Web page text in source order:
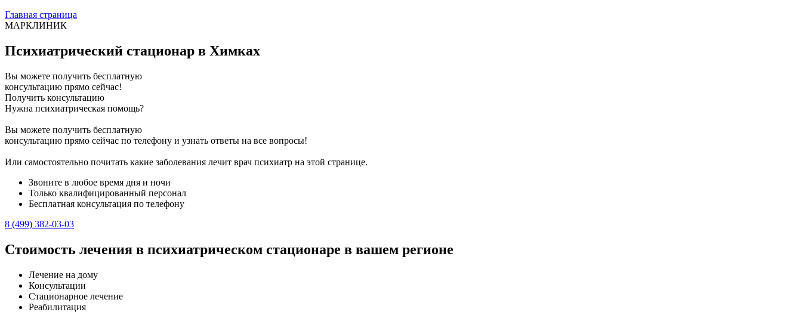
Главная страница
МАРКЛИНИК
Психиатрический стационар в Химках
Вы можете получить бесплатную
консультацию прямо сейчас!
Получить консультацию
Нужна психиатрическая помощь?
Вы можете получить бесплатную
консультацию прямо сейчас по телефону и узнать ответы на все вопросы!
Или самостоятельно почитать какие заболевания лечит врач психиатр на этой странице.
Звоните в любое время дня и ночи
Только квалифицированный персонал
Бесплатная консультация по телефону
8 (499) 382-03-03
Стоимость лечения в психиатрическом стационаре в вашем регионе
Лечение на дому
Консультации
Стационарное лечение
Реабилитация